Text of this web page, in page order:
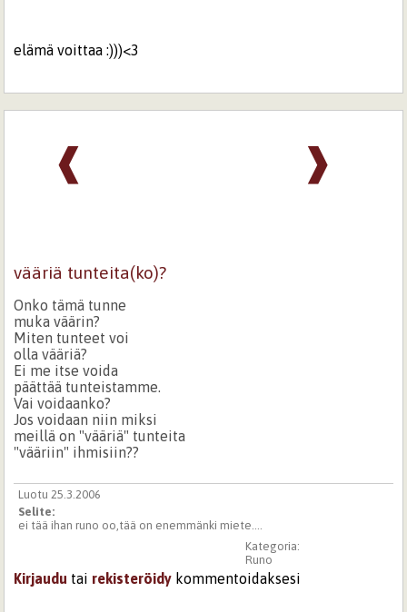
elämä voittaa :)))<3
❱
❰
vääriä tunteita(ko)?
Onko tämä tunne
muka väärin?
Miten tunteet voi
olla vääriä?
Ei me itse voida
päättää tunteistamme.
Vai voidaanko?
Jos voidaan niin miksi
meillä on "vääriä" tunteita
"vääriin" ihmisiin??
Luotu 25.3.2006
Selite:
ei tää ihan runo oo,tää on enemmänki miete....
Kategoria:
Runo
Kirjaudu tai rekisteröidy kommentoidaksesi